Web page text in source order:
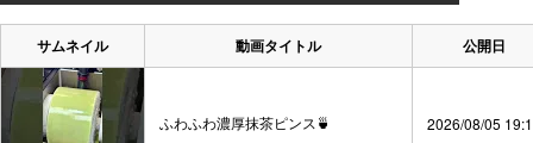
サムネイル 動画タイトル 公開日
ふわふわ濃厚抹茶ピンス🍵 2026/08/05